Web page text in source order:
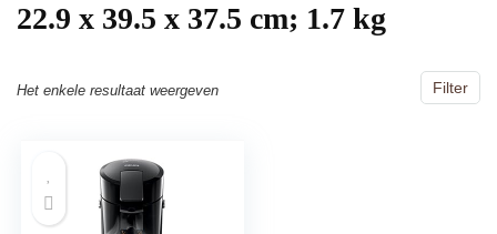
‎22.9 x 39.5 x 37.5 cm; 1.7 kg
Filter
Het enkele resultaat weergeven